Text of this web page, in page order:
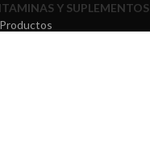
Y SUPLEMENTOS